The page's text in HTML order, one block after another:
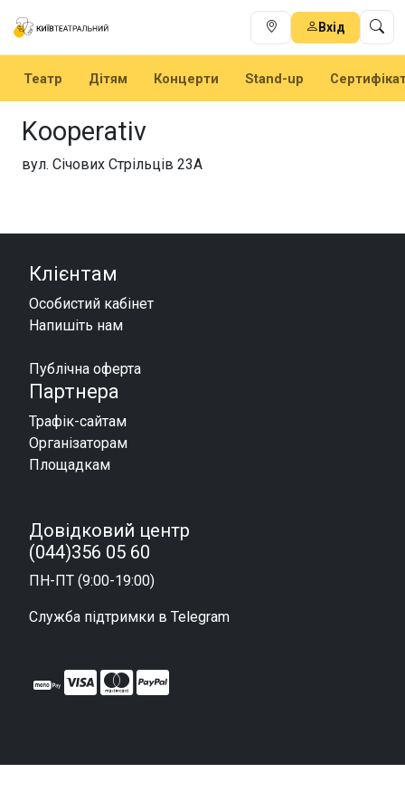
Вхід
Театр Дітям Концерти Stand-up
Kooperativ
вул. Січових Стрільців 23А
Клієнтам
Особистий кабінет
Напишіть нам
Публічна оферта
Партнера
Трафік-сайтам
Організаторам
Площадкам
Довідковий центр
(044)356 05 60
ПН-ПТ (9:00-19:00)
Служба підтримки в Telegram